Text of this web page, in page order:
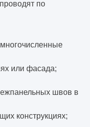
по
или фасада;
швов в
конструкциях;